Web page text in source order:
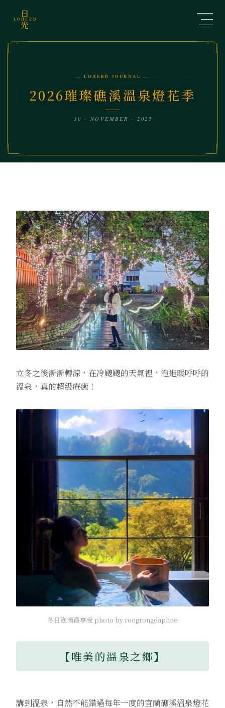
日
LOHERB
光
— LOHERB JOURNAL —
2026璀璨礁溪溫泉燈花季
30 · NOVEMBER · 2025
立冬之後漸漸轉涼，在冷颼颼的天氣裡，泡進暖呼呼的
溫泉，真的超級療癒！
冬日泡湯最享受 photo by rongrongdaphne
【唯美的溫泉之鄉】
講到溫泉，自然不能錯過每年一度的宜蘭礁溪溫泉燈花